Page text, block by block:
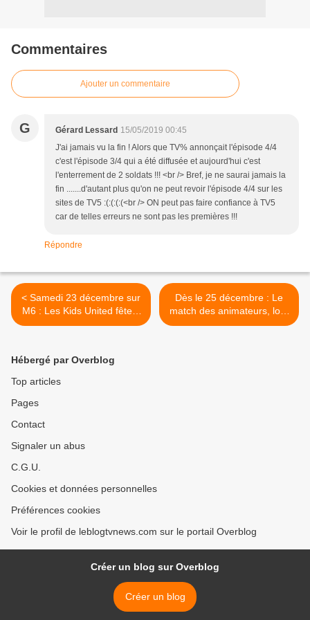
Commentaires
Ajouter un commentaire
G Gérard Lessard 15/05/2019 00:45
J'ai jamais vu la fin ! Alors que TV% annonçait l'épisode 4/4
c'est l'épisode 3/4 qui a été diffusée et aujourd'hui c'est
l'enterrement de 2 soldats !!! <br /> Bref, je ne saurai jamais la
fin .......d'autant plus qu'on ne peut revoir l'épisode 4/4 sur les
sites de TV5 :(:(:(:(<br /> ON peut pas faire confiance à TV5
car de telles erreurs ne sont pas les premières !!!
Répondre
< Samedi 23 décembre sur
M6 : Les Kids United fêtent
Noël, avec David Ginola.
Dès le 25 décembre : Le
match des animateurs, lors
du jeu Slam. >
Hébergé par Overblog
Top articles
Pages
Contact
Signaler un abus
C.G.U.
Cookies et données personnelles
Préférences cookies
Voir le profil de leblogtvnews.com sur le portail Overblog
Créer un blog sur Overblog
Créer un blog